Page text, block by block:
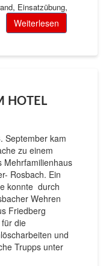
, Einsatzübung,
Weiterlesen
HOTEL
September kam
zu einem
Mehrfamilienhaus
Rosbach. Ein
konnte durch
Wehren
Friedberg
die
und
Trupps unter